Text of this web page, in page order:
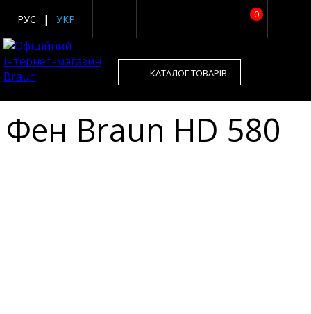
0
РУС УКР
КАТАЛОГ ТОВАРІВ
Фен Braun HD 580